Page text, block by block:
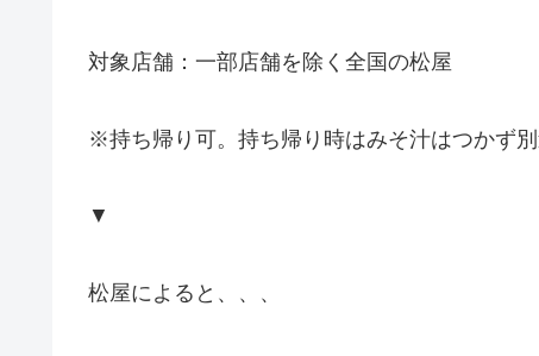
対象店舗：一部店舗を除く全国の松屋
※持ち帰り可。持ち帰り時はみそ汁はつかず
▼
松屋によると、、、